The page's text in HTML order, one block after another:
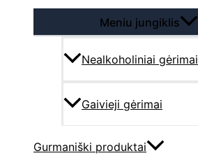
Meniu jungiklis
Nealkoholiniai gėrimai
Gaivieji gėrimai
Gurmaniški produktai